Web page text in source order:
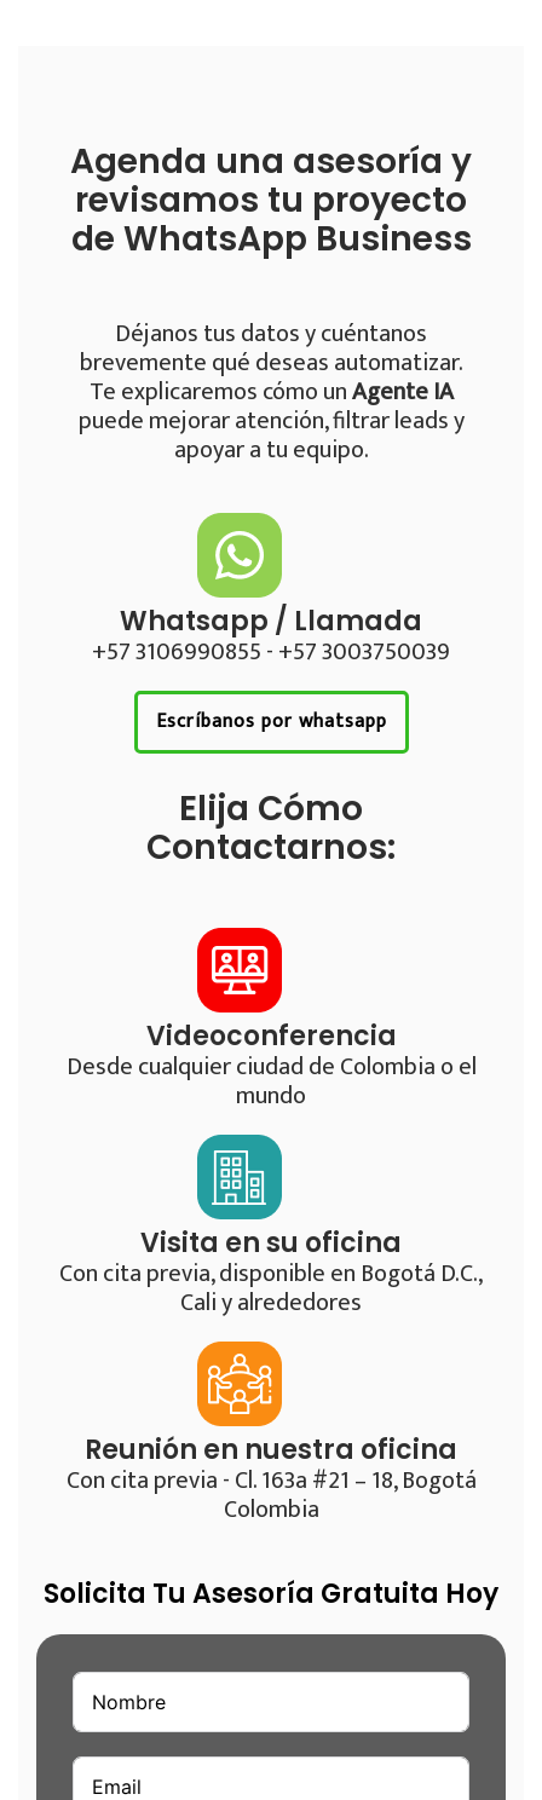
Agenda una asesoría y
revisamos tu proyecto
de WhatsApp Business
Déjanos tus datos y cuéntanos
brevemente qué deseas automatizar.
Te explicaremos cómo unAgente IA
puede mejorar atención, filtrar leads y
apoyar a tu equipo.
Whatsapp / Llamada
+57 3106990855 - +57 3003750039
Escríbanos por whatsapp
Elija Cómo
Contactarnos:
Videoconferencia
Desde cualquier ciudad de Colombia o el
mundo
Visita en su oficina
Con cita previa, disponible en Bogotá D.C.,
Cali y alrededores
Reunión en nuestra oficina
Con cita previa - Cl. 163a #21 – 18, Bogotá
Colombia
Solicita Tu Asesoría Gratuita Hoy